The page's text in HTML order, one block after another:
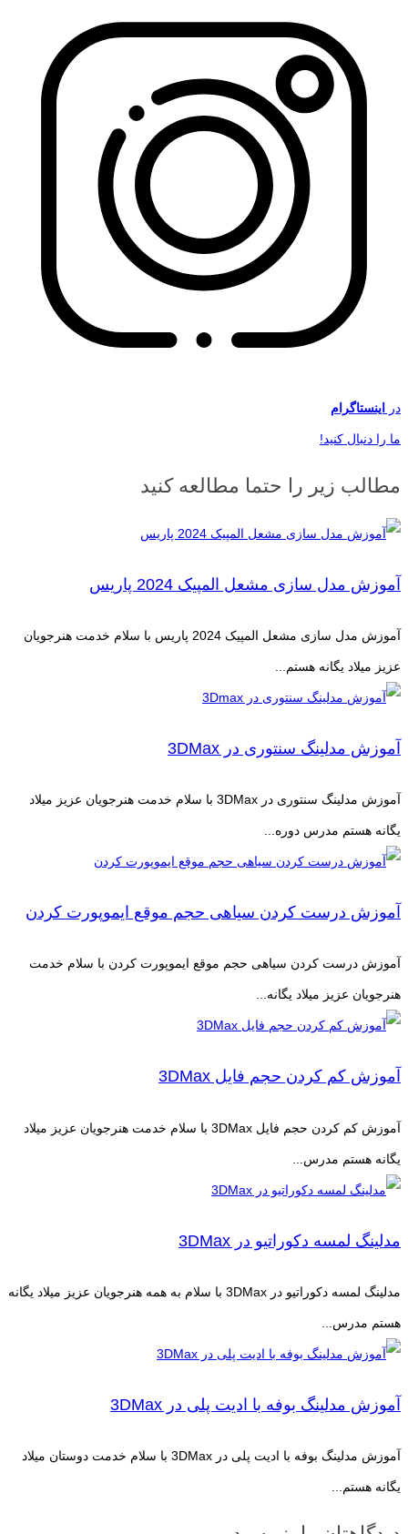
در اینستاگرام
ما را دنبال کنید!
مطالب زیر را حتما مطالعه کنید
آموزش مدل سازی مشعل المپیک 2024 پاریس
آموزش مدل سازی مشعل المپیک 2024 پاریس با سلام خدمت هنرجویان
عزیز میلاد یگانه هستم...
آموزش مدلینگ سنتوری در 3DMax
آموزش مدلینگ سنتوری در 3DMax با سلام خدمت هنرجویان عزیز میلاد
یگانه هستم مدرس دوره...
آموزش درست کردن سیاهی حجم موقع ایموپورت کردن
آموزش درست کردن سیاهی حجم موقع ایموپورت کردن با سلام خدمت
هنرجویان عزیز میلاد یگانه...
آموزش کم کردن حجم فایل 3DMax
آموزش کم کردن حجم فایل 3DMax با سلام خدمت هنرجویان عزیز میلاد
یگانه هستم مدرس...
مدلینگ لمسه دکوراتیو در 3DMax
مدلینگ لمسه دکوراتیو در 3DMax با سلام به همه هنرجویان عزیز میلاد یگانه
هستم مدرس...
آموزش مدلینگ بوفه با ادیت پلی در 3DMax
آموزش مدلینگ بوفه با ادیت پلی در 3DMax با سلام خدمت دوستان میلاد
یگانه هستم...